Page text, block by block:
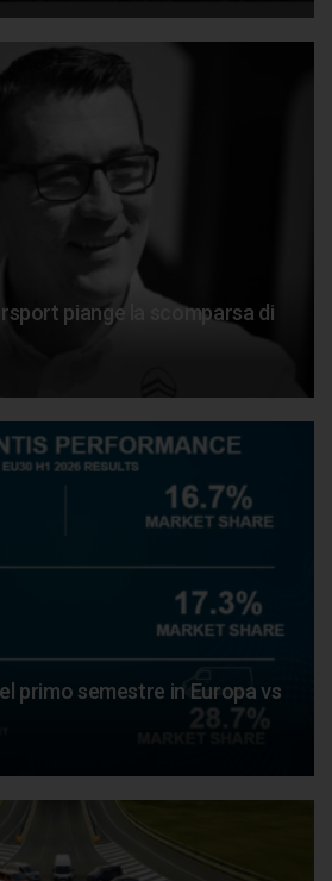
piange la scomparsa di
primo semestre in Europa vs